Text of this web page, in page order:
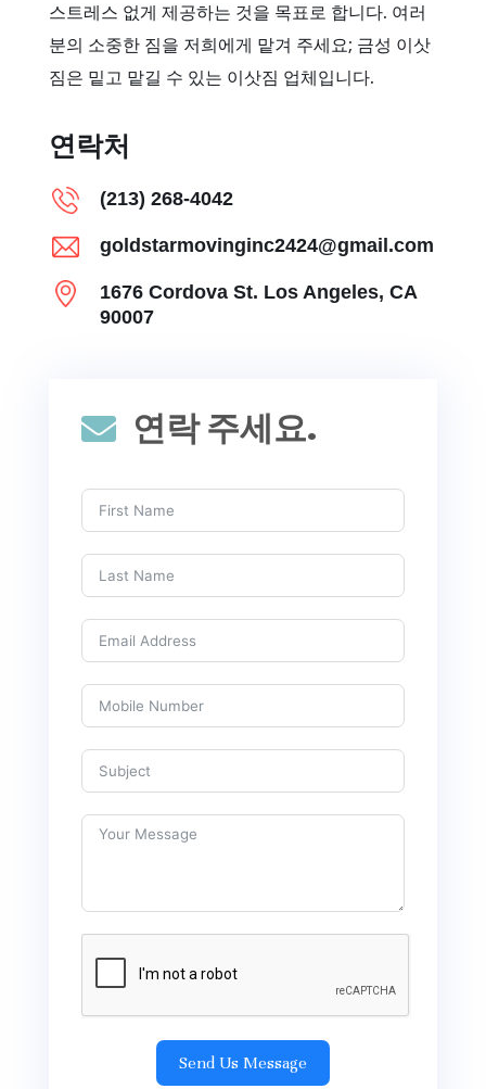
 연락 주세요.
Send Us Message
스트레스 없게 제공하는 것을 목표로 합니다. 여러
분의 소중한 짐을 저희에게 맡겨 주세요; 금성 이삿
짐은 밑고 맡길 수 있는 이삿짐 업체입니다.
연락처
(213) 268-4042
goldstarmovinginc2424@gmail.com
1676 Cordova St. Los Angeles, CA
90007